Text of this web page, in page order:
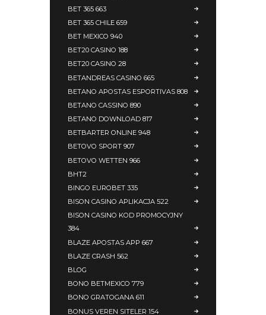
BET 365 663
BET 365 CHILE 659
BET MEXICO 940
BET20 CASINO 188
BET20 CASINO 28
BETANDREAS CASINO 665
BETANO APOSTAS ESPORTIVAS 808
BETANO CASSINO 890
BETANO DOWNLOAD 817
BETBARTER ONLINE 948
BETOVO SPORT 907
BETOVO WETTEN 966
BHT2
BINGO EUROBET 335
BISON CASINO APLIKACJA 522
BISON CASINO KOD PROMOCYJNY
384
BLAZE APOSTAS APP 667
BLAZE CRASH 562
BLOG
BONO BETMEXICO 779
BONO GRATOGANA 611
BONUS VEREN SITELER 154